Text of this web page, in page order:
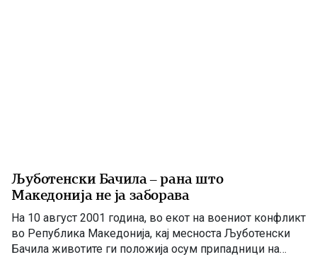
Љуботенски Бачила – рана што
Македонија не ја заборава
На 10 август 2001 година, во екот на воениот конфликт
во Република Македонија, кај месноста Љуботенски
Бачила животите ги положија осум припадници на